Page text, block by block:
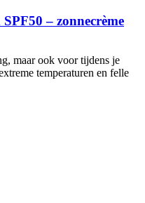
– zonnecrème
maar ook voor tijdens je
temperaturen en felle